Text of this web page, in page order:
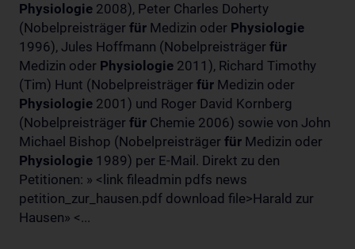
Physiologie 2008), Peter Charles Doherty
(Nobelpreisträger für Medizin oder Physiologie
1996), Jules Hoffmann (Nobelpreisträger für
Medizin oder Physiologie 2011), Richard Timothy
(Tim) Hunt (Nobelpreisträger für Medizin oder
Physiologie 2001) und Roger David Kornberg
(Nobelpreisträger für Chemie 2006) sowie von John
Michael Bishop (Nobelpreisträger für Medizin oder
Physiologie 1989) per E-Mail. Direkt zu den
Petitionen: » <link fileadmin pdfs news
petition_zur_hausen.pdf download file>Harald zur
Hausen» <...